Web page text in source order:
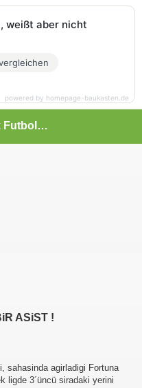
Yetenekli Türk Futbolcular
ASiST !
sahasinda agirladigi Fortuna
ligde 3´üncü siradaki yerini
weißt aber nicht
powered by homepage-baukasten.de